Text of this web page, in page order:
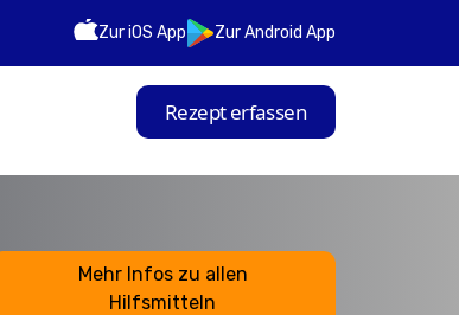
Zur iOS App Zur Android App
Rezept erfassen
Mehr Infos zu allen
Hilfsmitteln